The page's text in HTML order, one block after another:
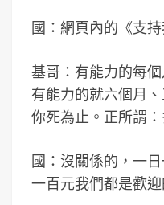
國：網頁內的《支
基哥：有能力的每
有能力的就六個月
你死為止。正所謂
國：沒關係的，一
一百元我們都是歡迎